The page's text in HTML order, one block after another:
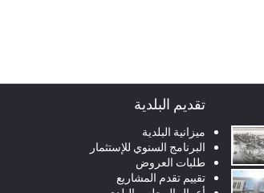
تقديم البلدية
ميزانية البلدية
البرنامج السنوي للإستثمار
طلبات العروض
تقييم تقدم المشاريع